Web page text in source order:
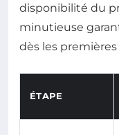
disponibilité du
minutieuse
dès les
ÉTAPE